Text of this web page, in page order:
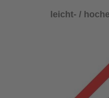
leicht- /